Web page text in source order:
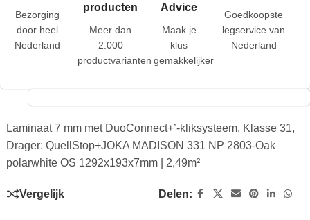
Bezorging
door heel
Nederland
producten
Meer dan
2.000
productvarianten
Advice
Maak je
klus
gemakkelijker
Goedkoopste
legservice van
Nederland
Laminaat 7 mm met DuoConnect+’-kliksysteem. Klasse 31,
Drager: QuellStop+JOKA MADISON 331 NP 2803-Oak
polarwhite OS 1292x193x7mm | 2,49m²
Vergelijk Delen: